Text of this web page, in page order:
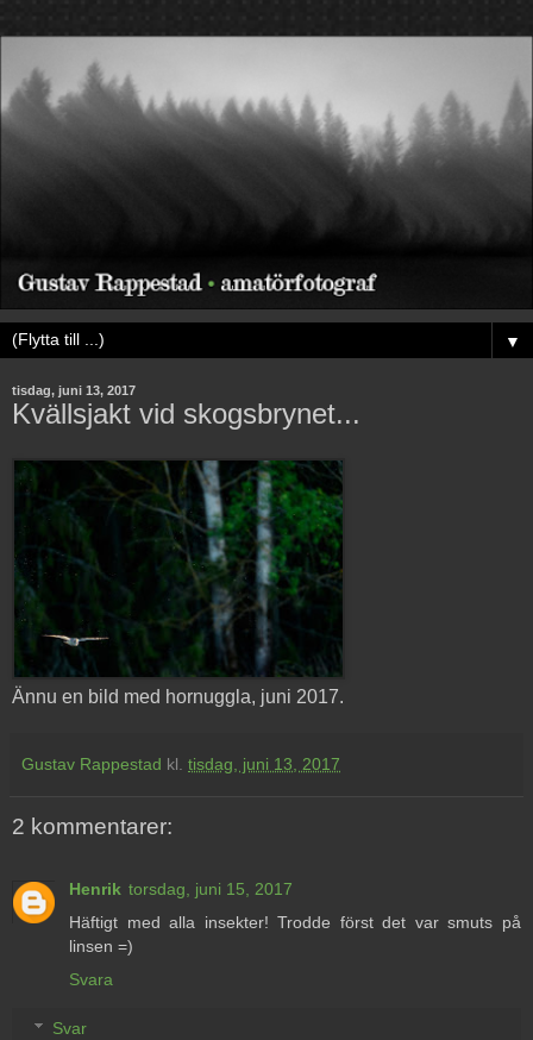
▼
tisdag, juni 13, 2017
Kvällsjakt vid skogsbrynet...
Ännu en bild med hornuggla, juni 2017.
Gustav Rappestad kl. tisdag, juni 13, 2017
2 kommentarer:
Henrik torsdag, juni 15, 2017
Häftigt med alla insekter! Trodde först det var smuts på
linsen =)
Svara
Svar